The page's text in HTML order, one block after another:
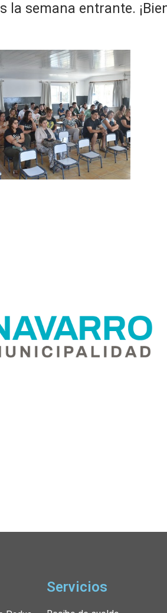
semana entrante.
Servicios